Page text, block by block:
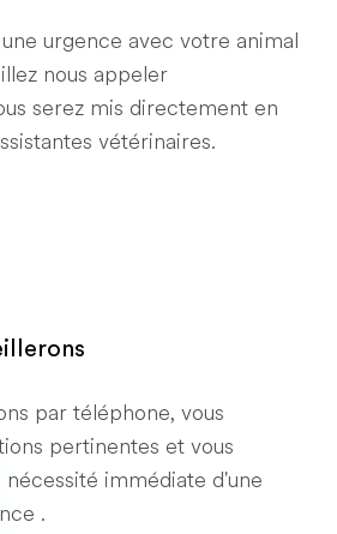
urgence avec votre animal
nous appeler
serez mis directement en
vétérinaires.
par téléphone, vous
pertinentes et vous
immédiate d'une
.